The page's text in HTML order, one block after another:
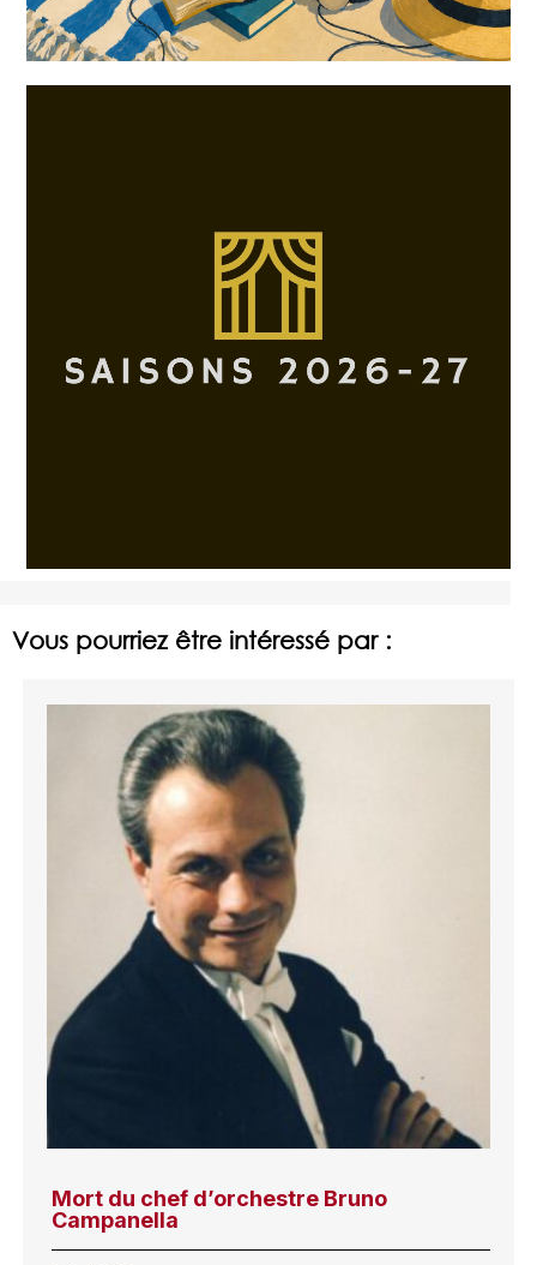
Vous pourriez être intéressé par :
Mort du chef d’orchestre Bruno
Campanella